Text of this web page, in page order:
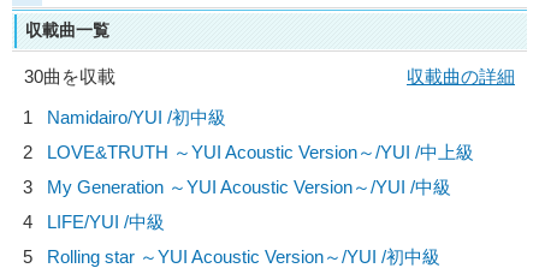
収載曲一覧
30曲を収載
収載曲の詳細
1
Namidairo/YUI /初中級
2
LOVE&TRUTH ～YUI Acoustic Version～/YUI /中上級
3
My Generation ～YUI Acoustic Version～/YUI /中級
4
LIFE/YUI /中級
5
Rolling star ～YUI Acoustic Version～/YUI /初中級